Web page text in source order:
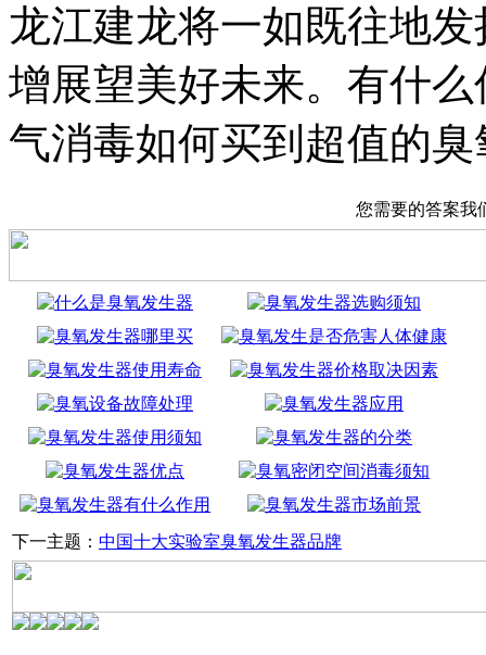
龙江建龙将一如既往地
增展望美好未来。有什
气消毒如何买到超值的
您需要的答案我
下一主题： 中国十大实验室臭氧发生器品牌